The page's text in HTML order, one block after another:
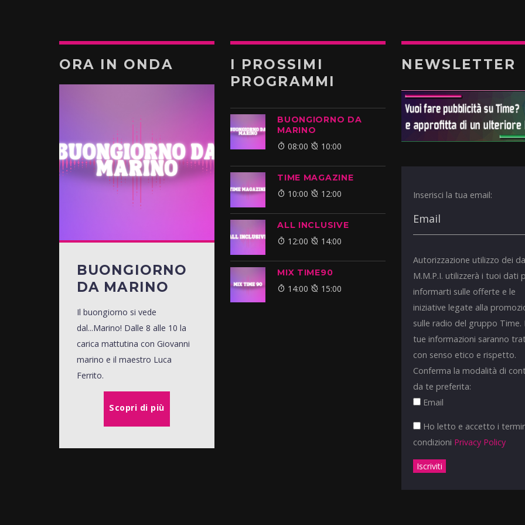
ORA IN ONDA
BUONGIORNO
DA MARINO
Il buongiorno si vede
dal...Marino! Dalle 8 alle 10 la
carica mattutina con Giovanni
marino e il maestro Luca
Ferrito.
Scopri di più
I PROSSIMI
PROGRAMMI
BUONGIORNO DA
MARINO
08:00 10:00
TIME MAGAZINE
10:00 12:00
ALL INCLUSIVE
12:00 14:00
MIX TIME90
14:00 15:00
NEWSLETTER
Inserisci la tua email:
Autorizzazione utilizzo dei
M.M.P.I. utilizzerà i tuoi dati
informarti sulle offerte e le
iniziative legate alla
sulle radio del gruppo Time.
tue informazioni saranno
con senso etico e rispetto.
Conferma la modalità di
da te preferita:
Email
Ho letto e accetto i
condizioni Privacy Policy